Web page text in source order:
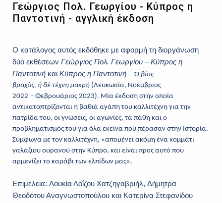
Γεώργιος Πολ. Γεωργίου - Κύπρος η
Παντοτινή - αγγλική έκδοση
Ο κατάλογος αυτός εκδόθηκε με αφορμή τη διοργάνωση
δύο εκθέσεων Γεώργιος Πολ. Γεωργίου – Κύπρος η
Παντοτινή και Κύπρος η Παντοτινή – Ὁ βίος
βραχὺς, ἡ δὲ τέχνη μακρὴ (Λευκωσία, Νοέμβριος
2022 - Φεβρουάριος 2023). Μία έκδοση στην οποία
αντικατοπτρίζονται η βαθιά αγάπη του καλλιτέχνη για την
πατρίδα του, οι γνώσεις, οι αγωνίες, τα πάθη και ο
προβληματισμός του για όλα εκείνα που πέρασαν στην Ιστορία.
Σύμφωνα με τον καλλιτέχνη, «απομένει ακόμη ένα κομμάτι
γαλάζιου ουρανού στην Κύπρο, και είναι προς αυτό που
αρμενίζει το καράβι των ελπίδων μας».
Επιμέλεια: Λουκία Λοΐζου Χατζηγαβριήλ, Δήμητρα
Θεοδότου Αναγνωστοπούλου και Κατερίνα Στεφανίδου